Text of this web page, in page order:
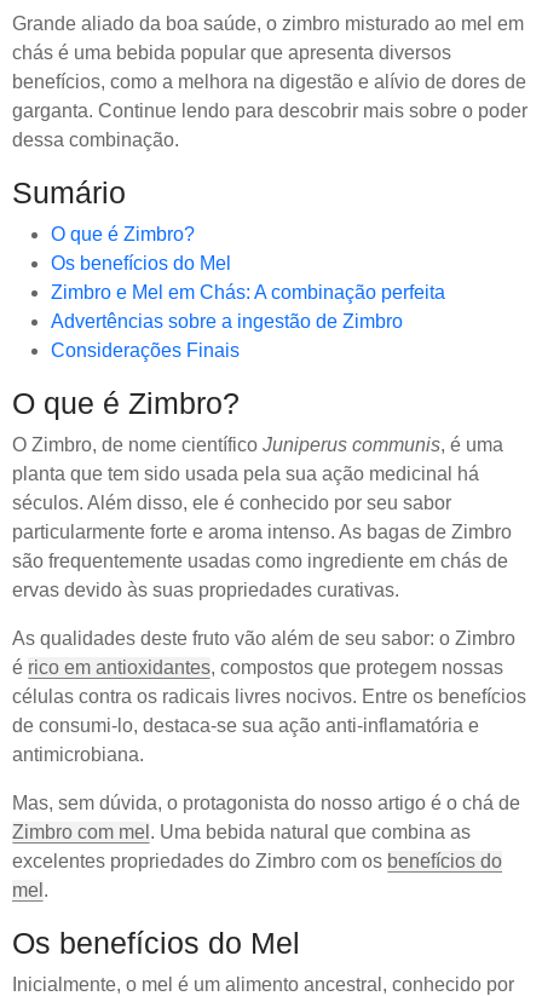
Grande aliado da boa saúde, o zimbro misturado ao mel em
chás é uma bebida popular que apresenta diversos
benefícios, como a melhora na digestão e alívio de dores de
garganta. Continue lendo para descobrir mais sobre o poder
dessa combinação.
Sumário
O que é Zimbro?
Os benefícios do Mel
Zimbro e Mel em Chás: A combinação perfeita
Advertências sobre a ingestão de Zimbro
Considerações Finais
O que é Zimbro?
O Zimbro, de nome científico Juniperus communis, é uma
planta que tem sido usada pela sua ação medicinal há
séculos. Além disso, ele é conhecido por seu sabor
particularmente forte e aroma intenso. As bagas de Zimbro
são frequentemente usadas como ingrediente em chás de
ervas devido às suas propriedades curativas.
As qualidades deste fruto vão além de seu sabor: o Zimbro
é rico em antioxidantes, compostos que protegem nossas
células contra os radicais livres nocivos. Entre os benefícios
de consumi-lo, destaca-se sua ação anti-inflamatória e
antimicrobiana.
Mas, sem dúvida, o protagonista do nosso artigo é o chá de
Zimbro com mel . Uma bebida natural que combina as
excelentes propriedades do Zimbro com os benefícios do
mel .
Os benefícios do Mel
Inicialmente, o mel é um alimento ancestral, conhecido por